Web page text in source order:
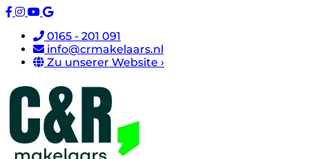
0165 - 201 091
info@crmakelaars.nl
Zu unserer Website ›